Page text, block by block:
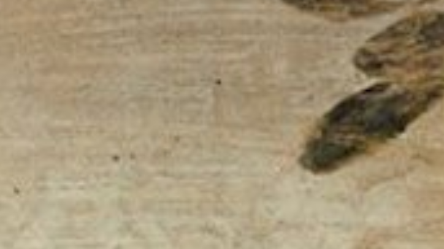
Letteratura spagnola
Letteratura tedesca
Letteratura americana
Letteratura mitteleuropea